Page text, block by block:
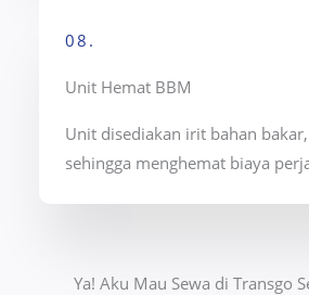
08.
Unit Hemat BBM
Unit disediakan irit bahan bakar,
sehingga menghemat biaya
Ya! Aku Mau Sewa di Transgo